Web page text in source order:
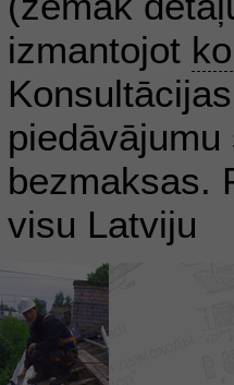
izmantojot
bezmaksas.
visu Latviju